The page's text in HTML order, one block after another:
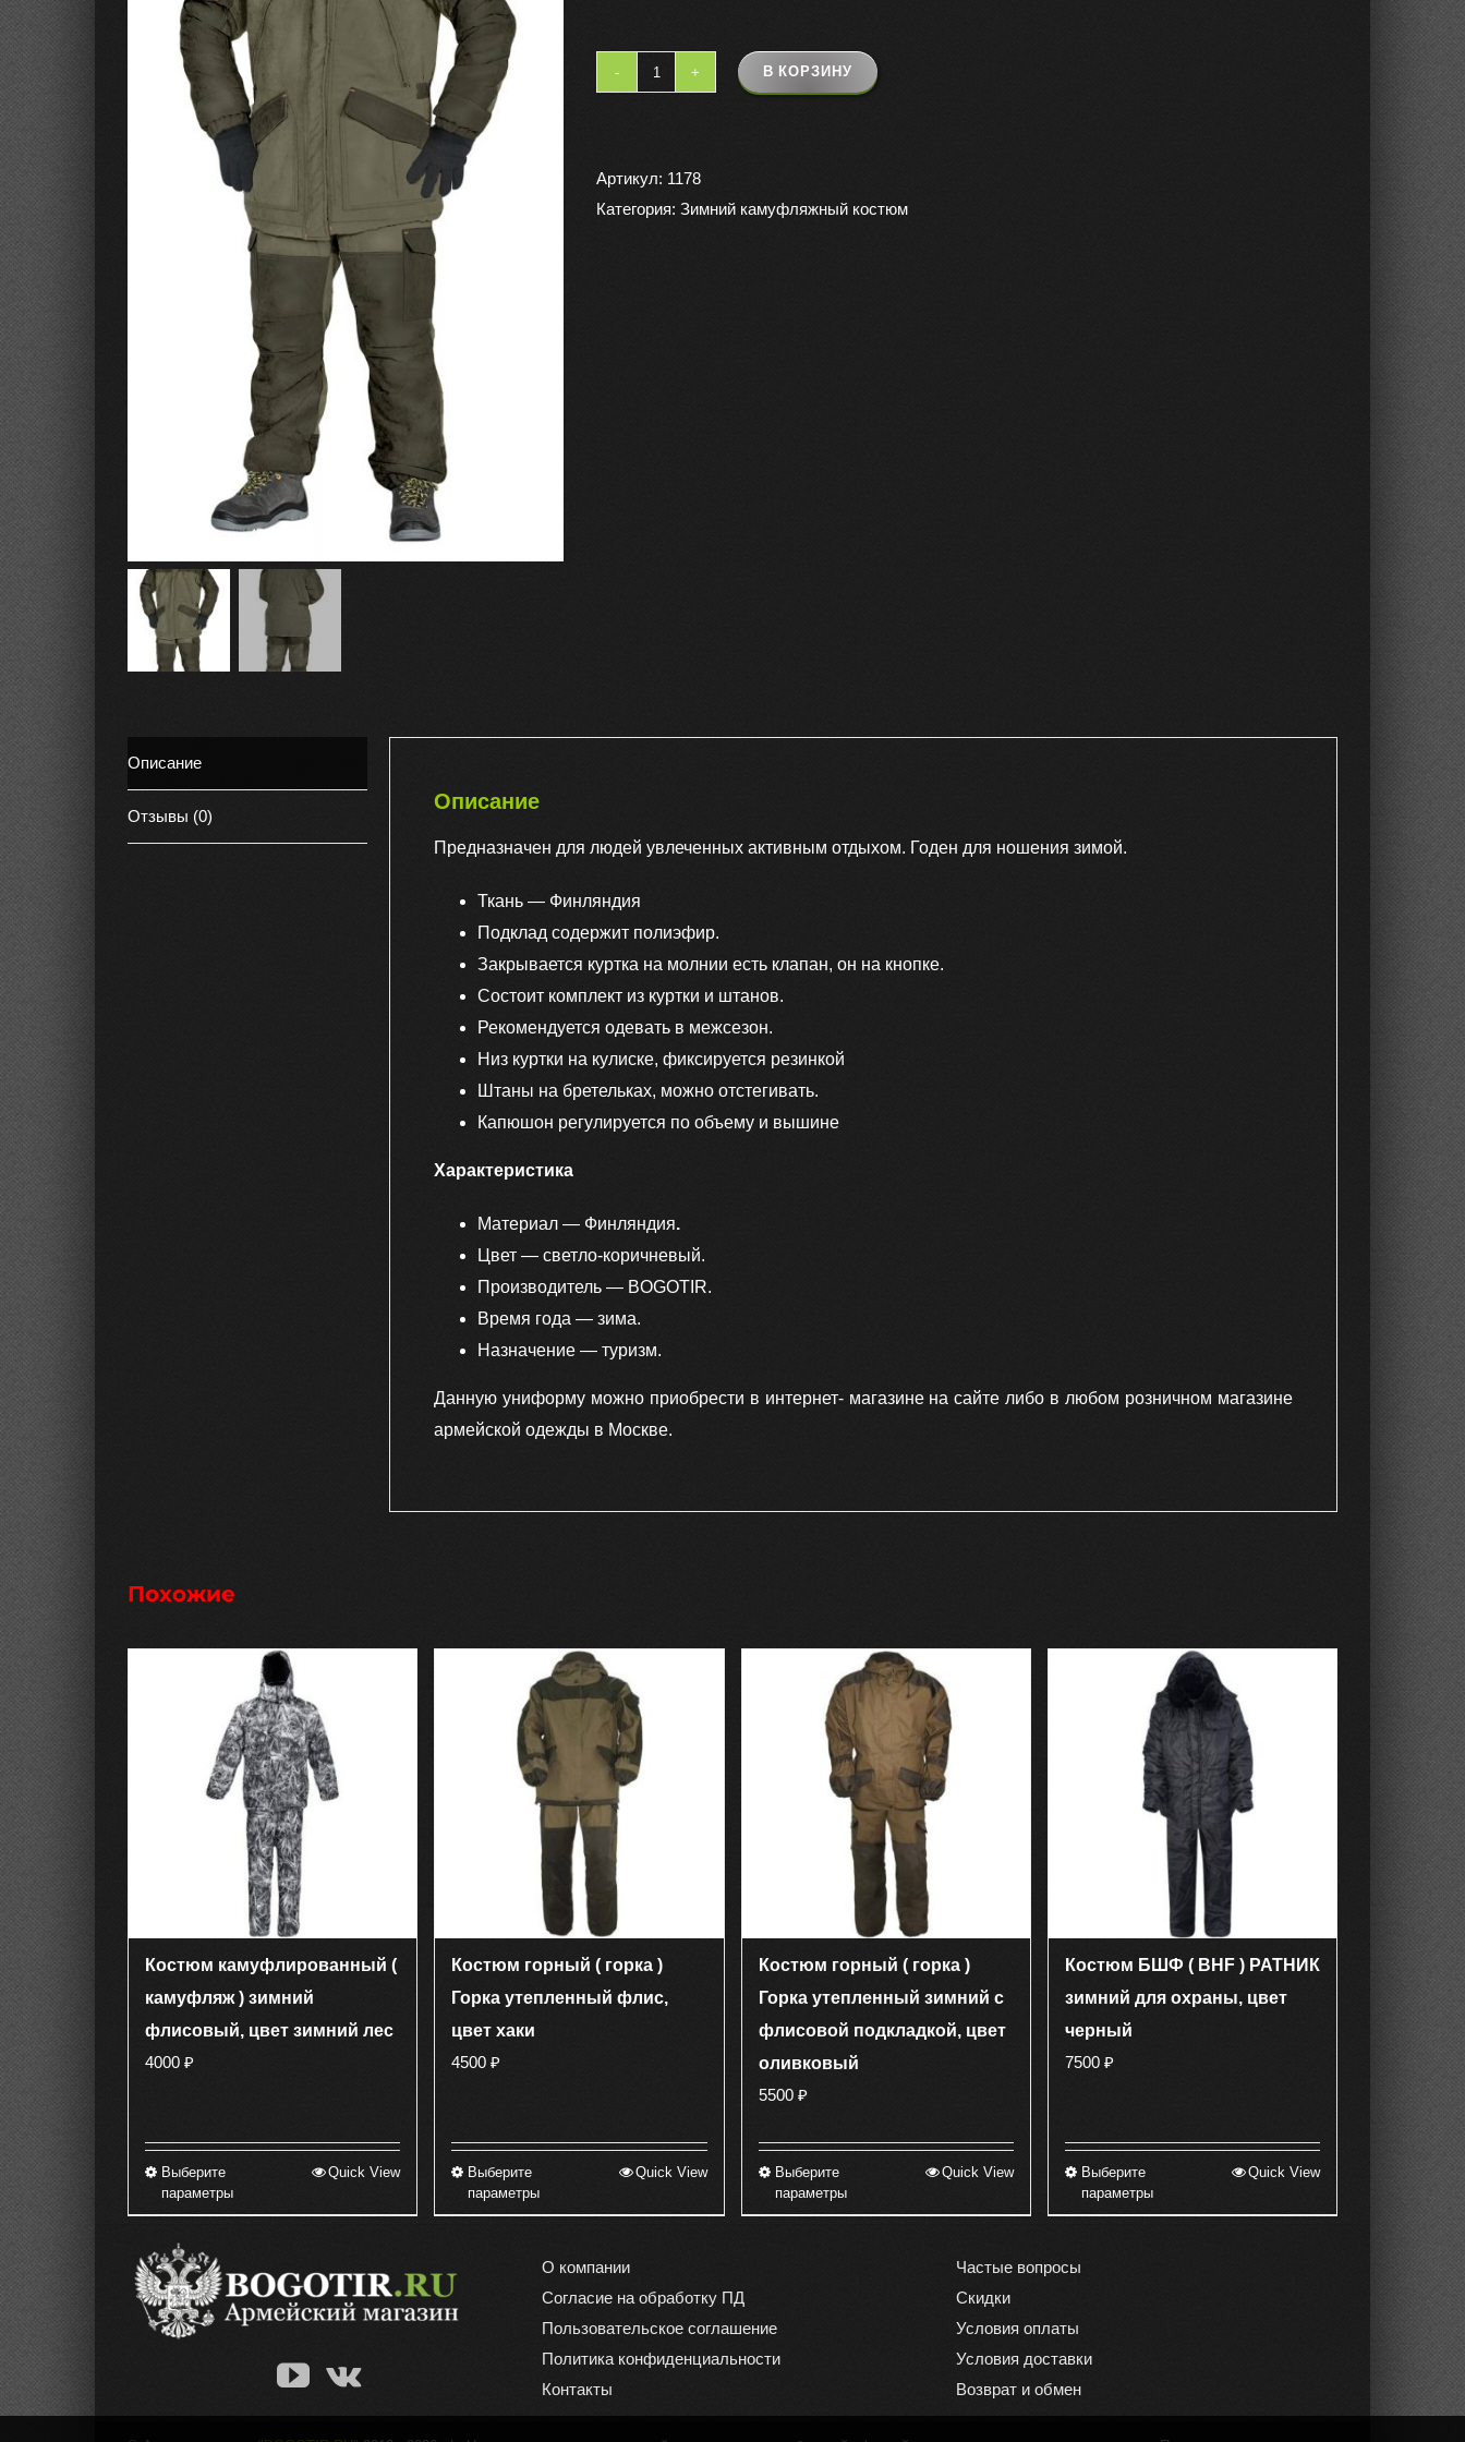
Количество
зимний
«ГЕРКОН»
В КОРЗИНУ
Артикул: 1178
Категория: Зимний камуфляжный костюм
Описание
Отзывы (0)
Описание
Предназначен для людей увлеченных активным отдыхом. Годен для ношения зимой.
Ткань — Финляндия
Подклад содержит полиэфир.
Закрывается куртка на молнии есть клапан, он на кнопке.
Состоит комплект из куртки и штанов.
Рекомендуется одевать в межсезон.
Низ куртки на кулиске, фиксируется резинкой
Штаны на бретельках, можно отстегивать.
Капюшон регулируется по объему и вышине
Характеристика
Материал — Финляндия.
Цвет — светло-коричневый.
Производитель — BOGOTIR.
Время года — зима.
Назначение — туризм.
Данную униформу можно приобрести в интернет- магазине на сайте либо в любом розничном магазине
армейской одежды в Москве.
Похожие
Костюм камуфлированный (
камуфляж ) зимний
флисовый, цвет зимний лес
4000 ₽
Выберите
параметры
вариаций.
можно
выбрать
на
Quick View
Костюм горный ( горка )
Горка утепленный флис,
цвет хаки
4500₽
Выберите
параметры
несколько
вариаций.
Опции
можно
выбрать
на
Quick View
Костюм горный ( горка )
Горка утепленный зимний с
флисовой подкладкой, цвет
оливковый
5500 ₽
Выберите
параметры
несколько
вариаций.
на
Quick View
Костюм БШФ ( BHF ) РАТНИК
зимний для охраны, цвет
черный
7500 ₽
Выберите
параметры
на
Quick View
О компании
Согласие на обработку ПД
Пользовательское соглашение
Политика конфиденциальности
Контакты
Частые вопросы
Скидки
Условия оплаты
Условия доставки
Возврат и обмен